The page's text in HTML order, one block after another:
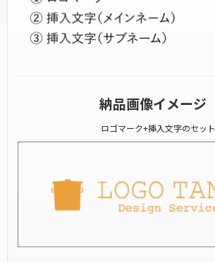
納品画像イメージ
ロゴマーク+挿入文字のセット